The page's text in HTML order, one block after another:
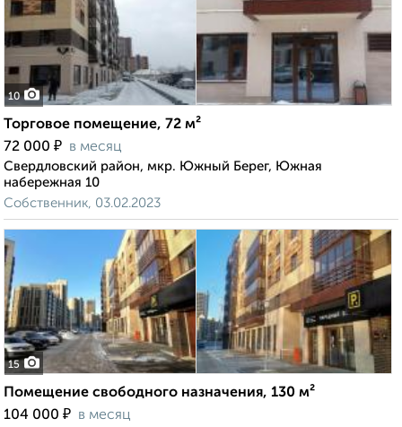
10
Торговое помещение, 72 м²
72 000 ₽ в месяц
Свердловский район, мкр. Южный Берег, Южная
набережная 10
Собственник, 03.02.2023
15
Помещение свободного назначения, 130 м²
104 000 ₽ в месяц